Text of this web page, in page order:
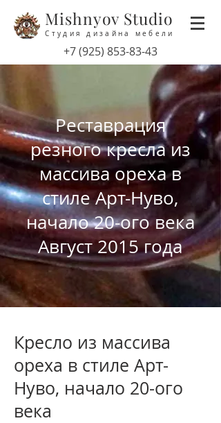
Mishnyov Studio
Студия дизайна мебели
‭+7(925) 853-83-43
Реставрация
резного кресла из
массива ореха в
стиле Арт-Нуво,
начало 20-ого века
Август 2015 года
Кресло из массива
ореха в стиле Арт-
Нуво, начало 20-ого
века